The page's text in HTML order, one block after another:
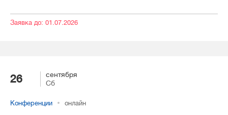
Заявка до: 01.07.2026
26
сентября
Сб
Конференции онлайн